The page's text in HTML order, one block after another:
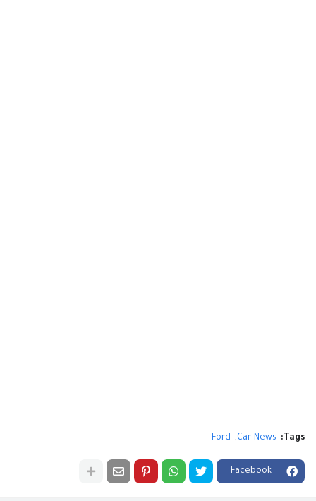
Tags:
Car-News
Ford
Facebook